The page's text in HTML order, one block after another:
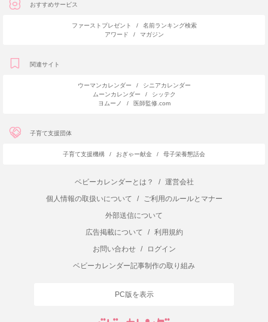
おすすめサービス
ファーストプレゼント /
名前ランキング検索
アワード
/ マガジン
関連サイト
ウーマンカレンダー /
シニアカレンダー
ムーンカレンダー
/
シッテク
ヨムーノ
/ 医師監修.com
子育て支援団体
子育て支援機構 / おぎゃー献金 / 母子栄養懇話会
ベビーカレンダーとは？ /
運営会社
個人情報の取扱いについて
/
ご利用のルールとマナー
外部送信について
広告掲載について
/
利用規約
お問い合わせ
/
ログイン
ベビーカレンダー記事制作の取り組み
PC版を表示